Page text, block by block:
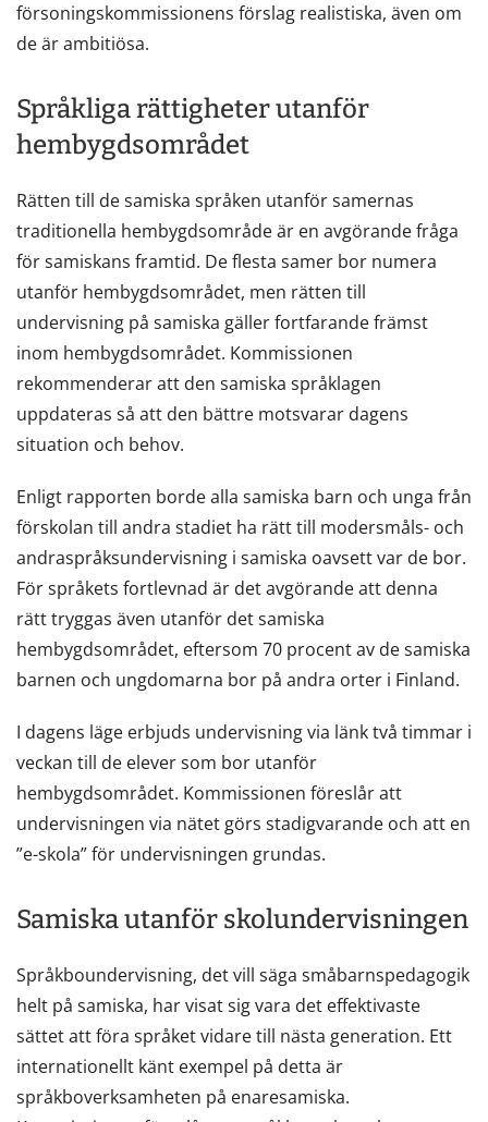
försoningskommissionens förslag realistiska, även om
de är ambitiösa.
Språkliga rättigheter utanför
hembygdsområdet
Rätten till de samiska språken utanför samernas
traditionella hembygdsområde är en avgörande fråga
för samiskans framtid. De flesta samer bor numera
utanför hembygdsområdet, men rätten till
undervisning på samiska gäller fortfarande främst
inom hembygdsområdet. Kommissionen
rekommenderar att den samiska språklagen
uppdateras så att den bättre motsvarar dagens
situation och behov.
Enligt rapporten borde alla samiska barn och unga från
förskolan till andra stadiet ha rätt till modersmåls- och
andraspråksundervisning i samiska oavsett var de bor.
För språkets fortlevnad är det avgörande att denna
rätt tryggas även utanför det samiska
hembygdsområdet, eftersom 70 procent av de samiska
barnen och ungdomarna bor på andra orter i Finland.
I dagens läge erbjuds undervisning via länk två timmar i
veckan till de elever som bor utanför
hembygdsområdet. Kommissionen föreslår att
undervisningen via nätet görs stadigvarande och att en
”e-skola” för undervisningen grundas.
Samiska utanför skolundervisningen
Språkboundervisning, det vill säga småbarnspedagogik
helt på samiska, har visat sig vara det effektivaste
sättet att föra språket vidare till nästa generation. Ett
internationellt känt exempel på detta är
språkboverksamheten på enaresamiska.